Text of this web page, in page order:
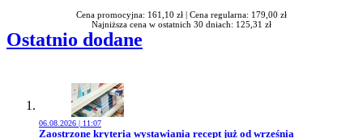
Cena promocyjna: 161,10 zł | Cena regularna: 179,00 zł
Najniższa cena w ostatnich 30 dniach: 125,31 zł
Ostatnio dodane
06.08.2026 | 11:07
Przejdź do artykułu:
Zaostrzone kryteria wystawiania recept już od września